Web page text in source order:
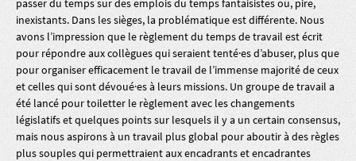
inexistants. Dans les sièges, la problématique est différente. Nous
avons l’impression que le règlement du temps de travail est écrit
pour répondre aux collègues qui seraient tenté·es d’abuser, plus que
pour organiser efficacement le travail de l’immense majorité de ceux
et celles qui sont dévoué·es à leurs missions. Un groupe de travail a
été lancé pour toiletter le règlement avec les changements
législatifs et quelques points sur lesquels il y a un certain consensus,
mais nous aspirons à un travail plus global pour aboutir à des règles
plus souples qui permettraient aux encadrants et encadrantes